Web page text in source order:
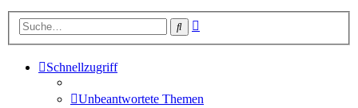
Suche
Schnellzugriff
Unbeantwortete Themen